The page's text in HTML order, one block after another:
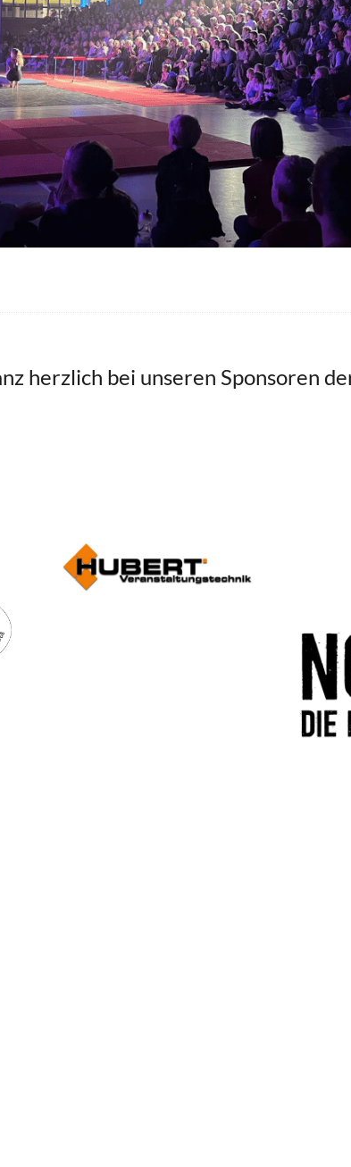
herzlich bei unseren Sponsoren